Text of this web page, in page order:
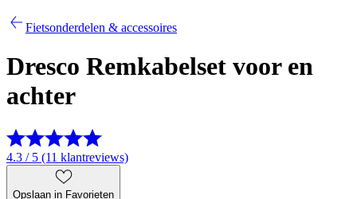
Fietsonderdelen & accessoires
Dresco Remkabelset voor en
achter
4.3 / 5 (11 klantreviews)
Opslaan in Favorieten